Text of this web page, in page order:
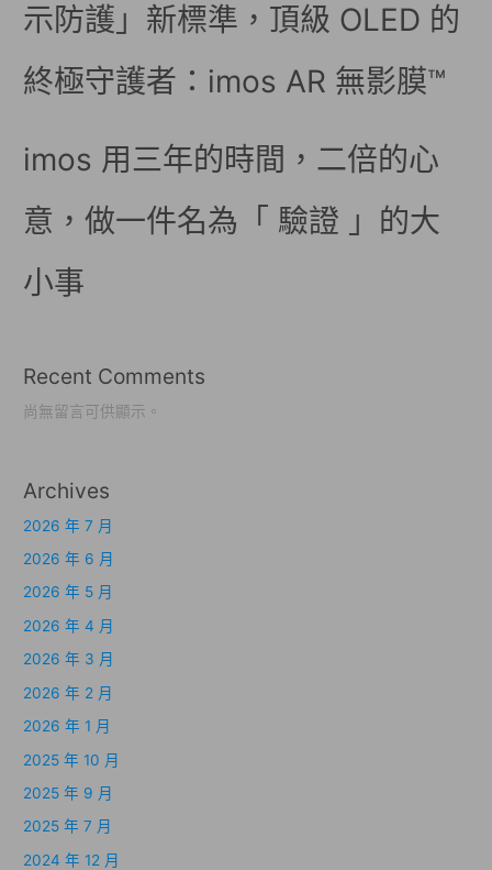
示防護」新標準，頂級 OLED 的
終極守護者：imos AR 無影膜™
imos 用三年的時間，二倍的心
意，做一件名為「 驗證 」的大
小事
Recent Comments
尚無留言可供顯示。
Archives
2026 年 7 月
2026 年 6 月
2026 年 5 月
2026 年 4 月
2026 年 3 月
2026 年 2 月
2026 年 1 月
2025 年 10 月
2025 年 9 月
2025 年 7 月
2024 年 12 月